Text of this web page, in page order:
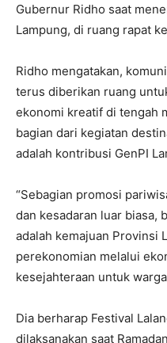
Gubernur Ridho saat
Lampung, di ruang rapat
Ridho mengatakan,
terus diberikan ruang
ekonomi kreatif di tengah
bagian dari kegiatan
adalah kontribusi GenPI
“Sebagian promosi
dan kesadaran luar biasa,
adalah kemajuan Provinsi
perekonomian melalui
kesejahteraan untuk
Dia berharap Festival
dilaksanakan saat